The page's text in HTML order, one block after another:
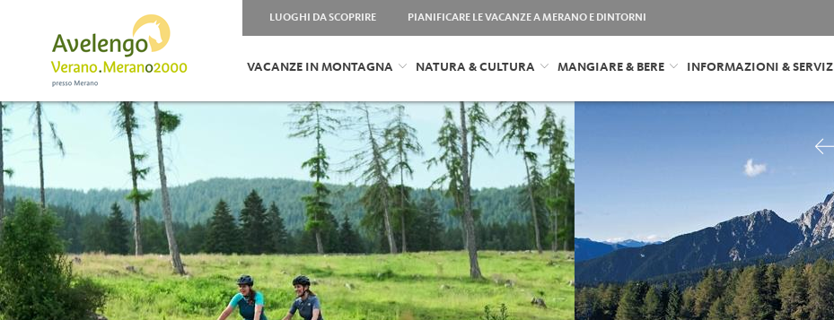
LUOGHI DA SCOPRIRE PIANIFICARE LE VACANZE A MERANO E DINTORNI
VACANZE IN MONTAGNA NATURA & CULTURA MANGIARE & BERE INFORMAZIONI & SERVIZI